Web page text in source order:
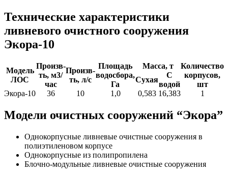
Технические характеристики
ливневого очистного сооружения
Экора-10
Модель
ЛОС
Произв-
ть, м3/
час
Произв-
ть, л/с
Площадь
водосбора,
Га
Масса, т
Количество
корпусов,
шт
Сухая
С
водой
Экора-10
36 10 1,0 0,583 16,383 1
Модели очистных сооружений “Экора”
Однокорпусные ливневые очистные сооружения в
полиэтиленовом корпусе
Однокорпусные из полипропилена
Блочно-модульные ливневые очистные сооружения